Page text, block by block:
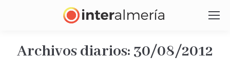
Archivos diarios: 30/08/2012